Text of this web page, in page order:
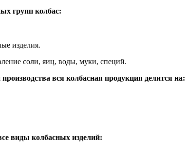
групп колбас:
изделия.
соли, яиц, воды, муки, специй.
вся колбасная продукция делится на:
виды колбасных изделий: